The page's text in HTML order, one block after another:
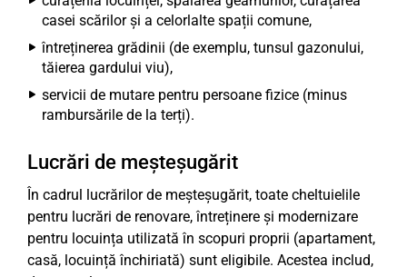
casei scărilor și a celorlalte spații comune,
întreținerea grădinii (de exemplu, tunsul gazonului,
tăierea gardului viu),
servicii de mutare pentru persoane fizice (minus
rambursările de la terți).
Lucrări de meșteșugărit
În cadrul lucrărilor de meșteșugărit, toate cheltuielile
pentru lucrări de renovare, întreținere și modernizare
pentru locuința utilizată în scopuri proprii (apartament,
casă, locuință închiriată) sunt eligibile. Acestea includ,